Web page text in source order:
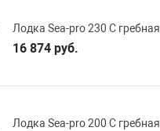
Лодка Sea-pro 230 С гребная
16 874 руб.
Лодка Sea-pro 200 С гребная